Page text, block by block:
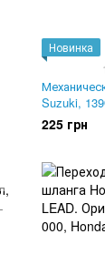
Новинка
1
Suzuki,
225 грн